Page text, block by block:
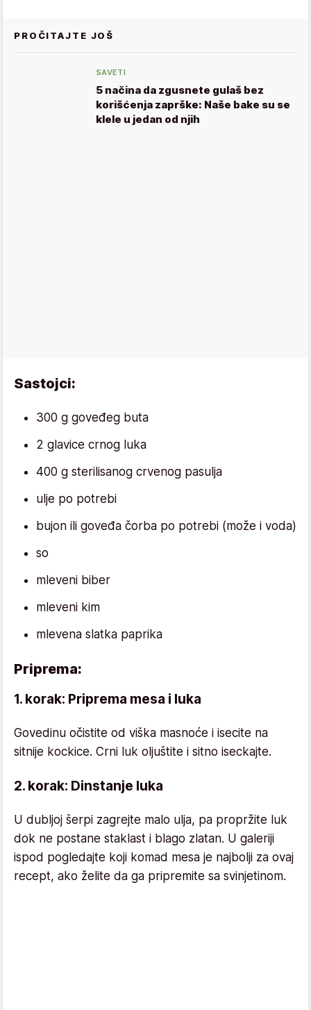
PROČITAJTE JOŠ
SAVETI
5 načina da zgusnete gulaš bez
korišćenja zaprške: Naše bake su se
klele u jedan od njih
Sastojci:
300 g goveđeg buta
2 glavice crnog luka
400 g sterilisanog crvenog pasulja
ulje po potrebi
bujon ili goveđa čorba po potrebi (može i voda)
so
mleveni biber
mleveni kim
mlevena slatka paprika
Priprema:
1. korak: Priprema mesa i luka
Govedinu očistite od viška masnoće i isecite na
sitnije kockice. Crni luk oljuštite i sitno iseckajte.
2. korak: Dinstanje luka
U dubljoj šerpi zagrejte malo ulja, pa propržite luk
dok ne postane staklast i blago zlatan. U galeriji
ispod pogledajte koji komad mesa je najbolji za ovaj
recept, ako želite da ga pripremite sa svinjetinom.